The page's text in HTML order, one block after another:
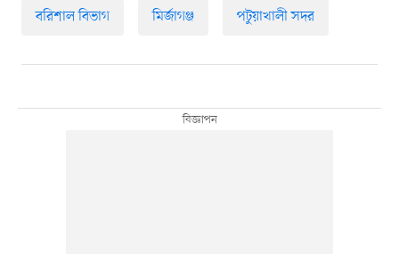
বরিশাল বিভাগ মির্জাগঞ্জ পটুয়াখালী সদর